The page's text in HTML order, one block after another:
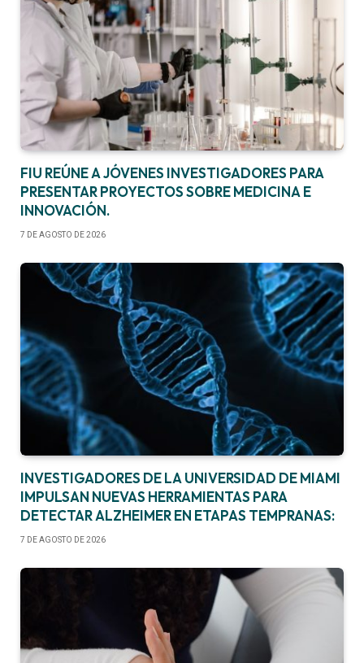
FIU REÚNE A JÓVENES INVESTIGADORES PARA
PRESENTAR PROYECTOS SOBRE MEDICINA E
INNOVACIÓN.
7 DE AGOSTO DE 2026
INVESTIGADORES DE LA UNIVERSIDAD DE MIAMI
IMPULSAN NUEVAS HERRAMIENTAS PARA
DETECTAR ALZHEIMER EN ETAPAS TEMPRANAS:
7 DE AGOSTO DE 2026